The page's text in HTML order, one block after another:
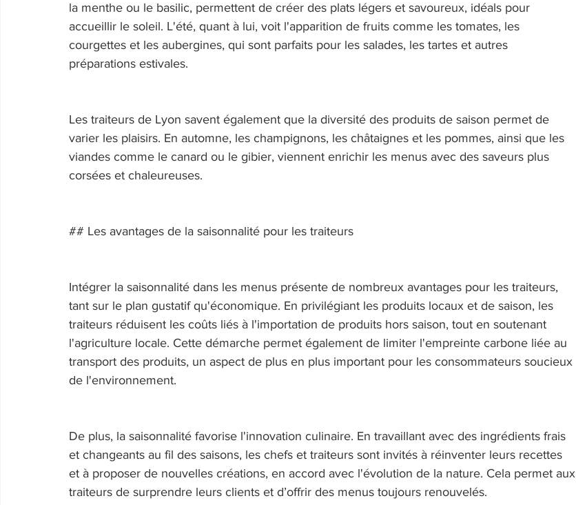
la menthe ou le basilic, permettent de créer des plats légers et savoureux, idéals pour
accueillir le soleil. L'été, quant à lui, voit l'apparition de fruits comme les tomates, les
courgettes et les aubergines, qui sont parfaits pour les salades, les tartes et autres
préparations estivales.
Les traiteurs de Lyon savent également que la diversité des produits de saison permet de
varier les plaisirs. En automne, les champignons, les châtaignes et les pommes, ainsi que les
viandes comme le canard ou le gibier, viennent enrichir les menus avec des saveurs plus
corsées et chaleureuses.
## Les avantages de la saisonnalité pour les traiteurs
Intégrer la saisonnalité dans les menus présente de nombreux avantages pour les traiteurs,
tant sur le plan gustatif qu'économique. En privilégiant les produits locaux et de saison, les
traiteurs réduisent les coûts liés à l'importation de produits hors saison, tout en soutenant
l'agriculture locale. Cette démarche permet également de limiter l'empreinte carbone liée au
transport des produits, un aspect de plus en plus important pour les consommateurs soucieux
de l'environnement.
De plus, la saisonnalité favorise l'innovation culinaire. En travaillant avec des ingrédients frais
et changeants au fil des saisons, les chefs et traiteurs sont invités à réinventer leurs recettes
et à proposer de nouvelles créations, en accord avec l'évolution de la nature. Cela permet aux
traiteurs de surprendre leurs clients et d’offrir des menus toujours renouvelés.